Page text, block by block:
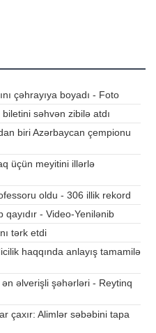
çəhrayıya boyadı - Foto
səhvən zibilə atdı
biri Azərbaycan çempionu
üçün meyitini illərlə
oldu - 306 illik rekord
qayıdır - Video-Yenilənib
tərk etdi
haqqında anlayış tamamilə
əlverişli şəhərləri - Reytinq
çaxır: Alimlər səbəbini tapa